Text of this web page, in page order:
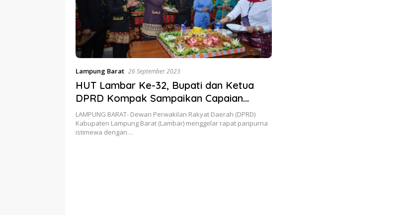
Lampung Barat 26 September 2023
HUT Lambar Ke-32, Bupati dan Ketua
DPRD Kompak Sampaikan Capaian
Kinerja
LAMPUNG BARAT- Dewan Perwakilan Rakyat Daerah (DPRD)
Kabupaten Lampung Barat (Lambar) menggelar rapat paripurna
istimewa dengan…